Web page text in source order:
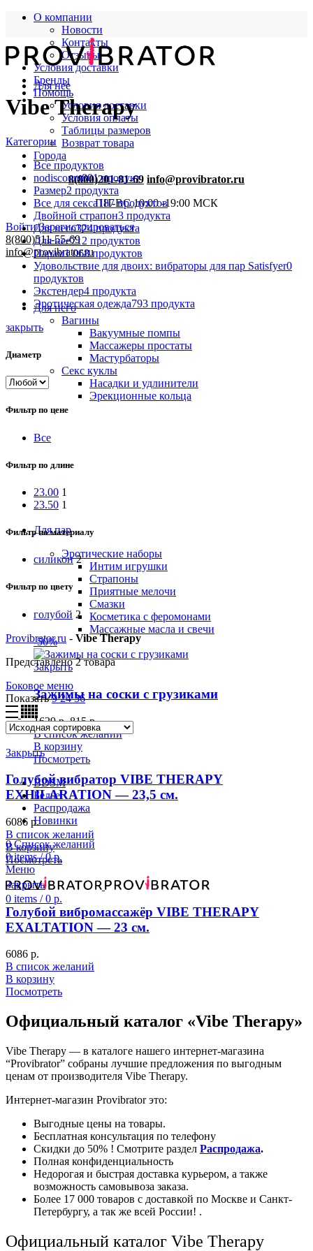
О компании
Новости
Контакты
Отзывы
Условия доставки
Бренды
Помощь
Условия доставки
Условия оплаты
Таблицы размеров
Возврат товара
Города
8(800)201-81-69 info@provibrator.ru
ПН-ВС 10:00 -19:00 МСК
Войти/Зарегистрироваться
8(800)511-55-69
info@provibrator.ru
Для нее
Для него
Вагины
Вакуумные помпы
Массажеры простаты
Мастурбаторы
Секс куклы
Насадки и удлинители
Эрекционные кольца
Для пар
Эротические наборы
Интим игрушки
Страпоны
Приятные мелочи
Смазки
Косметика с феромонами
Массажные масла и свечи
-50%
Закрыть
Зажимы на соски с грузиками
1629р. 815р.
В список желаний
В корзину
Посмотреть
BDSM
Белье
Распродажа
Новинки
0Список желаний
0items / 0р.
Меню
0 items / 0 р.
Vibe Therapy
Категории
Все продуктов
nodiscount801 продукт
Размер2 продукта
Все для секса187 продуктов
Двойной страпон3 продукта
Для него324 продукта
Для нее712 продуктов
Парам1 068 продуктов
Удовольствие для двоих: вибраторы для пар Satisfyer0
продуктов
Экстендер4 продукта
Эротическая одежда793 продукта
закрыть
Диаметр
Фильтр по цене
Все
Фильтр по длине
23.00 1
23.50 1
Фильтр по материалу
силикон 2
Фильтр по цвету
голубой 2
Provibrator.ru - Vibe Therapy
Представлено 2 товара
Боковое меню
Показать92436
Закрыть
Голубой вибратор VIBE THERAPY
EXHILARATION — 23,5 см.
6086 р.
В список желаний
В корзину
Посмотреть
Закрыть
Голубой вибромассажёр VIBE THERAPY
EXALTATION — 23 см.
6086 р.
В список желаний
В корзину
Посмотреть
Официальный каталог «Vibe Therapy»
Vibe Therapy — в каталоге нашего интернет-магазина
“Provibrator” собраны лучшие предложения по выгодным
ценам от производителя Vibe Therapy.
Интернет-магазин Provibrator это:
Выгодные цены на товары.
Бесплатная консультация по телефону
Скидки до 50% ! Смотрите раздел Распродажа.
Полная конфиденциальность
Недорогая и быстрая доставка курьером, а также
возможность самовывоза заказа.
Более 17 000 товаров с доставкой по Москве и Санкт-
Петербургу, а так же всей России! .
Официальный каталог Vibe Therapy